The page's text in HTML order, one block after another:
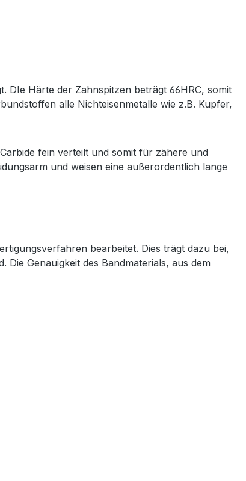
DIe Härte der Zahnspitzen beträgt 66HRC, somit
alle Nichteisenmetalle wie z.B. Kupfer,
fein verteilt und somit für zähere und
und weisen eine außerordentlich lange
bearbeitet. Dies trägt dazu bei,
Genauigkeit des Bandmaterials, aus dem